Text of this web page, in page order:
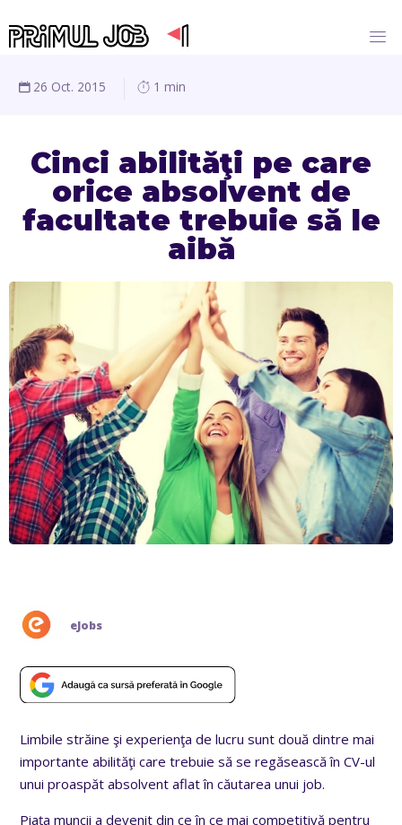
26 Oct. 2015 1 min
Cinci abilităţi pe care
orice absolvent de
facultate trebuie să le
aibă
eJobs
Limbile străine şi experienţa de lucru sunt două dintre mai
importante abilităţi care trebuie să se regăsească în CV-ul
unui proaspăt absolvent aflat în căutarea unui job.
Piaţa muncii a devenit din ce în ce mai competitivă pentru